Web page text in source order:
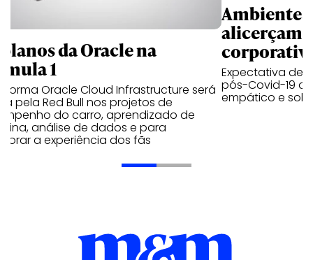
da Oracle na
1
Oracle Cloud Infrastructure será
pela Red Bull nos projetos de
do carro, aprendizado de
análise de dados e para
a experiência dos fãs
Ambientes
alicerçam
Expectativa de
pós-Covid-19
empático e